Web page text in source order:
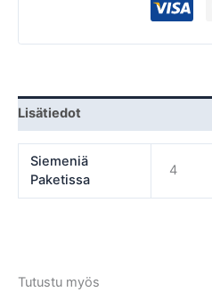
Lisätiedot
Siemeniä
Paketissa
4
Tutustu myös